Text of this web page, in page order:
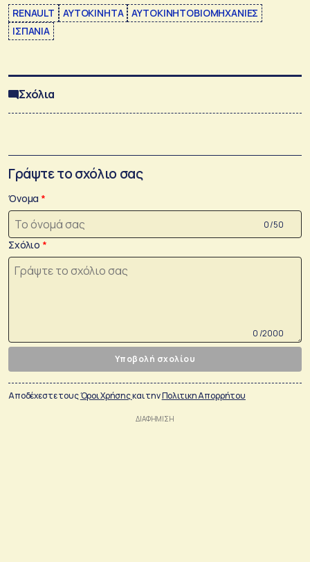
RENAULT ΑΥΤΟΚΙΝΗΤΑ
ΑΥΤΟΚΙΝΗΤΟΒΙΟΜΗΧΑΝΙΕΣ
ΙΣΠΑΝΙΑ
Σχόλια
Γράψτε το σχόλιο σας
Όνομα
0 /50
Σχόλιο
0 /2000
Υποβολή σχολίου
Αποδέχεστε τουςΌροι Χρήσηςκαι τηνΠολιτικη Απορρήτου